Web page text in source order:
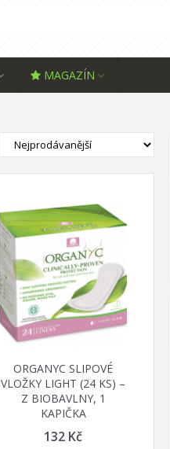
MAGAZÍN
ORGANYC SLIPOVÉ
VLOŽKY LIGHT (24 KS) –
Z BIOBAVLNY, 1
KAPIČKA
132 Kč